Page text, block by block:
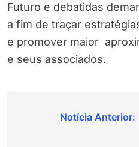
Futuro e debatidas
a fim de traçar
e promover maior
e seus associados.
Navegação